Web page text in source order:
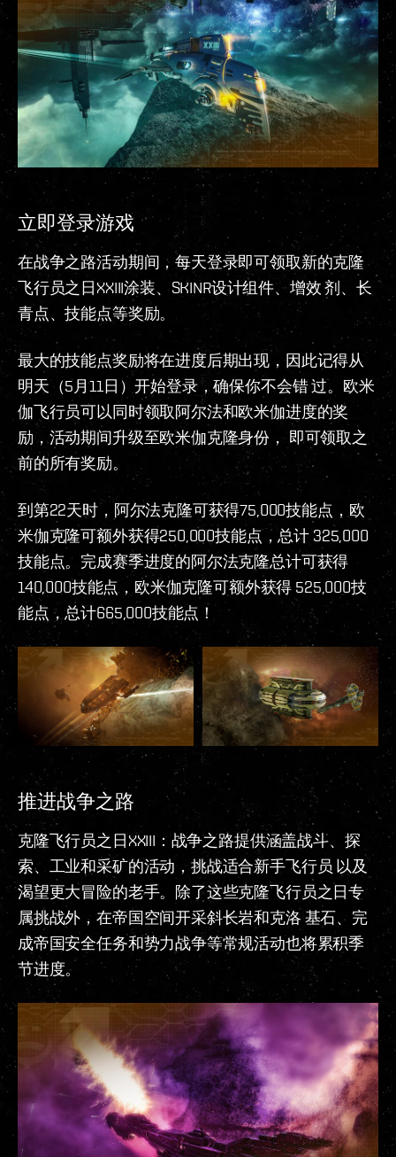
立即登录游戏
在战争之路活动期间，每天登录即可领取新的克隆
飞行员之日XXIII涂装、SKINR设计组件、增效 剂、长
青点、技能点等奖励。
最大的技能点奖励将在进度后期出现，因此记得从
明天（5月11日）开始登录，确保你不会错 过。欧米
伽飞行员可以同时领取阿尔法和欧米伽进度的奖
励，活动期间升级至欧米伽克隆身份， 即可领取之
前的所有奖励。
到第22天时，阿尔法克隆可获得75,000技能点，欧
米伽克隆可额外获得250,000技能点，总计 325,000
技能点。完成赛季进度的阿尔法克隆总计可获得
140,000技能点，欧米伽克隆可额外获得 525,000技
能点，总计665,000技能点！
推进战争之路
克隆飞行员之日XXIII：战争之路提供涵盖战斗、探
索、工业和采矿的活动，挑战适合新手飞行员 以及
渴望更大冒险的老手。除了这些克隆飞行员之日专
属挑战外，在帝国空间开采斜长岩和克洛 基石、完
成帝国安全任务和势力战争等常规活动也将累积季
节进度。